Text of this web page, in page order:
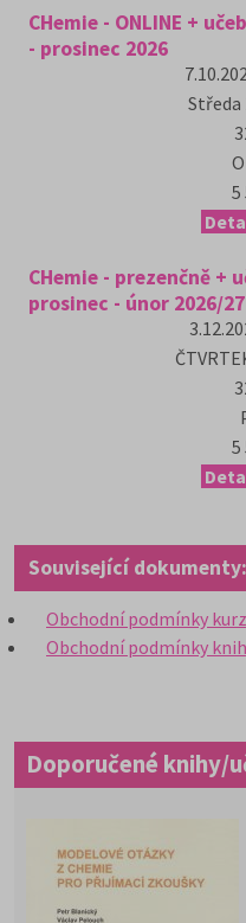
CHemie - ONLINE +
- prosinec 2026
Středa
5
CHemie - prezenčně +
prosinec - únor 2026/27
5
Související dokumenty:
Obchodní podmínky
Obchodní podmínky
Doporučené knihy/